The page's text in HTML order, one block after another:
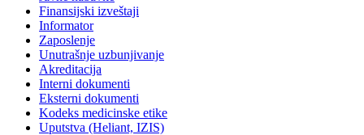
Finansijski izveštaji
Informator
Zaposlenje
Unutrašnje uzbunjivanje
Akreditacija
Interni dokumenti
Eksterni dokumenti
Kodeks medicinske etike
Uputstva (Heliant, IZIS)